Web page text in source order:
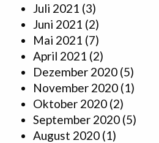
Juli 2021 (3)
Juni 2021 (2)
Mai 2021 (7)
April 2021 (2)
Dezember 2020 (5)
November 2020 (1)
Oktober 2020 (2)
September 2020 (5)
August 2020 (1)